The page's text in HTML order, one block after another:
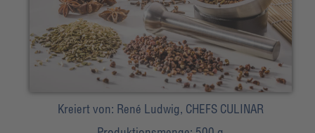
Kreiert von: René Ludwig, CHEFS CULINAR